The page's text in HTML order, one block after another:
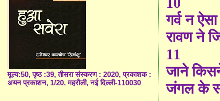
गर्व न
रावण ने
11
जाने
जंगल के
मूल्य:50, पृष्ठ :39, तीसरा संस्करण : 2020, प्रकाशक :
अयन प्रकाशन, 1/20, महरौली, नई दिल्ली-110030